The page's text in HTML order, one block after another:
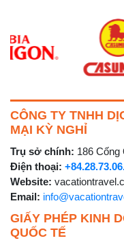
CÔNG TY TNHH
MẠI KỲ NGHỈ
Trụ sở chính: 186 Cống
Điện thoại:
Website:
Email:
GIẤY PHÉP KINH
QUỐC TẾ